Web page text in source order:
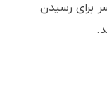
برای رسیدن